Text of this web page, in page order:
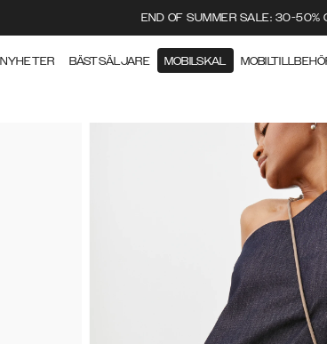
END OF SUMMER SALE: 30-50%
NYHETER BÄSTSÄLJARE MOBILSKAL